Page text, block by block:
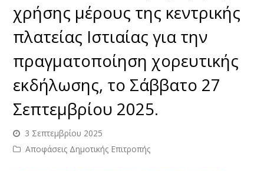
χρήσης μέρους της κεντρικής
πλατείας Ιστιαίας για την
πραγματοποίηση χορευτικής
εκδήλωσης, το Σάββατο 27
Σεπτεμβρίου 2025.
3 Σεπτεμβρίου 2025
Αποφάσεις Δημοτικής Επιτροπής